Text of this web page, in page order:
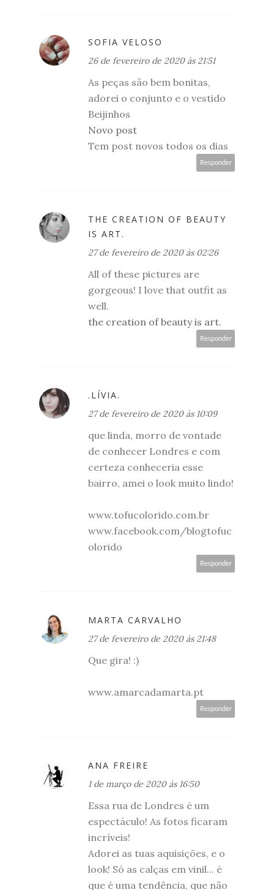
SOFIA VELOSO
26 de fevereiro de 2020 às 21:51
As peças são bem bonitas,
adorei o conjunto e o vestido
Beijinhos
Novo post
Tem post novos todos os dias
Responder
THE CREATION OF BEAUTY
IS ART.
27 de fevereiro de 2020 às 02:26
All of these pictures are
gorgeous! I love that outfit as
well.
the creation of beauty is art.
Responder
.LÍVIA.
27 de fevereiro de 2020 às 10:09
que linda, morro de vontade
de conhecer Londres e com
certeza conheceria esse
bairro, amei o look muito lindo!
www.tofucolorido.com.br
www.facebook.com/blogtofuc
olorido
Responder
MARTA CARVALHO
27 de fevereiro de 2020 às 21:48
Que gira! :)
www.amarcadamarta.pt
Responder
ANA FREIRE
1 de março de 2020 às 16:50
Essa rua de Londres é um
espectáculo! As fotos ficaram
incríveis!
Adorei as tuas aquisições, e o
look! Só as calças em vinil... é
que é uma tendência, que não